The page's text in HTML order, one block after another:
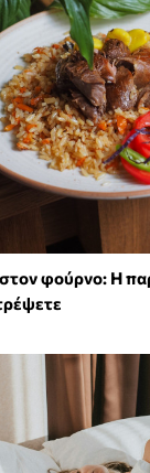
στον φούρνο: Η